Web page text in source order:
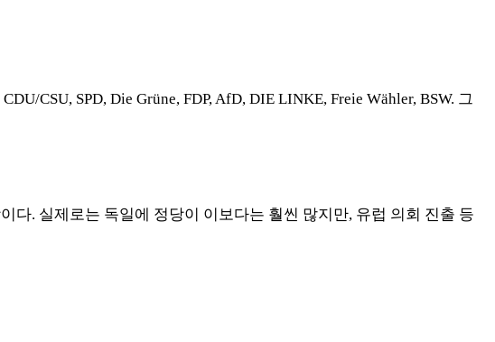
CDU/CSU, SPD, Die Grüne, FDP, AfD, DIE LINKE, Freie Wähler, BSW. 그
다. 실제로는 독일에 정당이 이보다는 훨씬 많지만, 유럽 의회 진출 등